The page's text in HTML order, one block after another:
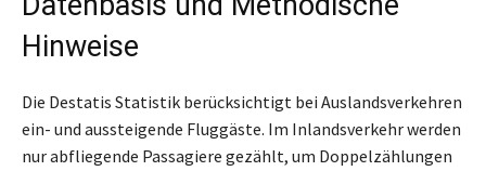
Hinweise
Die Destatis Statistik berücksichtigt bei Auslandsverkehren
ein- und aussteigende Fluggäste. Im Inlandsverkehr werden
nur abfliegende Passagiere gezählt, um Doppelzählungen